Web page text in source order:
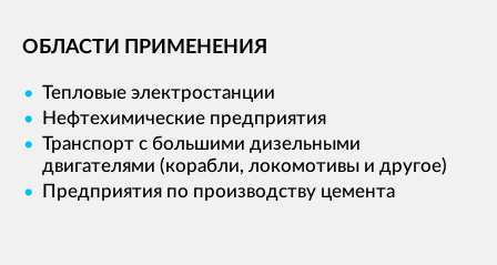
ОБЛАСТИ ПРИМЕНЕНИЯ
Тепловые электростанции
Нефтехимические предприятия
Транспорт с большими дизельными
двигателями (корабли, локомотивы и другое)
Предприятия по производству цемента